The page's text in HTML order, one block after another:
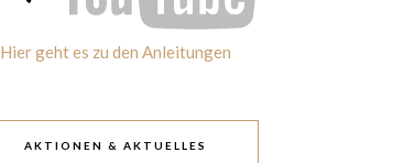
Hier geht es zu den Anleitungen
AKTIONEN & AKTUELLES